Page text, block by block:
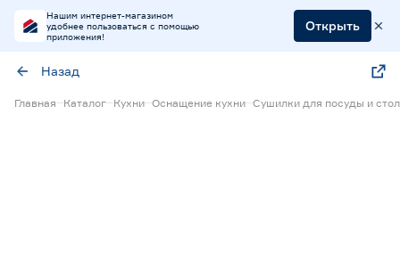
Нашим интернет-магазином
удобнее пользоваться с помощью
приложения!
Открыть
Назад
Главная Каталог Кухни Оснащение кухни Сушилки для посуды и